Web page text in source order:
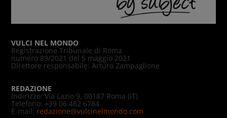
VULCI NEL MONDO
Registrazione Tribunale di Roma
numero 89/2021 del 5 maggio 2021
Direttore responsabile: Arturo Zampaglione
REDAZIONE
Indirizzo: Via Lazio 9, 00187 Roma (IT)
Telefono: +39 06 482 6784
E-mail: redazione@vulcinelmondo.com